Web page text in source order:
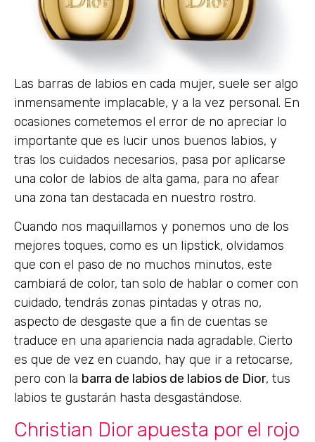
Las barras de labios en cada mujer, suele ser algo
inmensamente implacable, y a la vez personal. En
ocasiones cometemos el error de no apreciar lo
importante que es lucir unos buenos labios, y
tras los cuidados necesarios, pasa por aplicarse
una color de labios de alta gama, para no afear
una zona tan destacada en nuestro rostro.
Cuando nos maquillamos y ponemos uno de los
mejores toques, como es un lipstick, olvidamos
que con el paso de no muchos minutos, este
cambiará de color, tan solo de hablar o comer con
cuidado, tendrás zonas pintadas y otras no,
aspecto de desgaste que a fin de cuentas se
traduce en una apariencia nada agradable. Cierto
es que de vez en cuando, hay que ir a retocarse,
pero con la barra de labios de labios de Dior, tus
labios te gustarán hasta desgastándose.
Christian Dior apuesta por el rojo